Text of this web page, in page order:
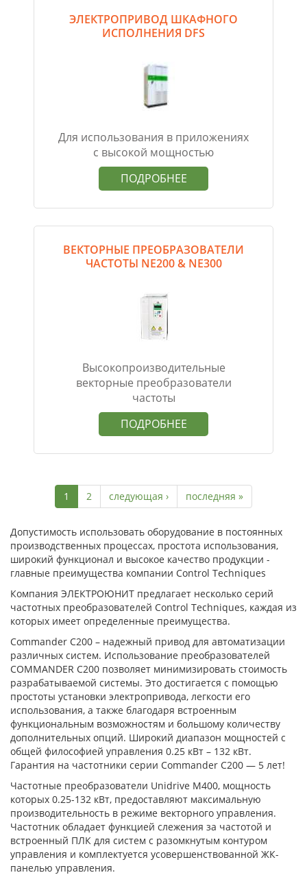
ЭЛЕКТРОПРИВОД ШКАФНОГО
ИСПОЛНЕНИЯ DFS
Для использования в приложениях
с высокой мощностью
ПОДРОБНЕЕ
ВЕКТОРНЫЕ ПРЕОБРАЗОВАТЕЛИ
ЧАСТОТЫ NE200 & NE300
Высокопроизводительные
векторные преобразователи
частоты
ПОДРОБНЕЕ
1 2 следующая › последняя »
Допустимость использовать оборудование в постоянных
производственных процессах, простота использования,
широкий функционал и высокое качество продукции -
главные преимущества компании Control Techniques
Компания ЭЛЕКТРОЮНИТ предлагает несколько серий
частотных преобразователей Control Techniques, каждая из
которых имеет определенные преимущества.
Commander C200 – надежный привод для автоматизации
различных систем. Использование преобразователей
COMMANDER C200 позволяет минимизировать стоимость
разрабатываемой системы. Это достигается с помощью
простоты установки электропривода, легкости его
использования, а также благодаря встроенным
функциональным возможностям и большому количеству
дополнительных опций. Широкий диапазон мощностей с
общей философией управления 0.25 кВт – 132 кВт.
Гарантия на частотники серии Commander C200 — 5 лет!
Частотные преобразователи Unidrive M400, мощность
которых 0.25-132 кВт, предоставляют максимальную
производительность в режиме векторного управления.
Частотник обладает функцией слежения за частотой и
встроенный ПЛК для систем с разомкнутым контуром
управления и комплектуется усовершенствованной ЖК-
панелью управления.